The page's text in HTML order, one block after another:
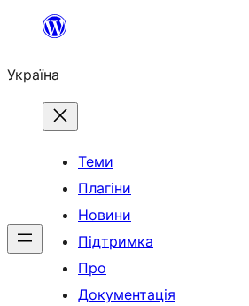
Перейти
вмісту
Україна
Теми
Плагіни
Новини
Підтримка
Про
Документація